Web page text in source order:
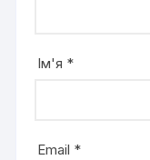
Ім'я *
Email *